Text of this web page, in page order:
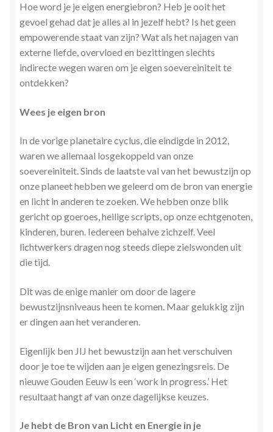
in woord en beeld
Priesteressen van Isis- Hal der Zuilen
Privacybeleid
Stress en Burn-out Coaching
Tarot
Transactionele Analyse
Verbinden en Transformeren met 17 Archeia en hun
Tweelingvlam
Webshop
Winkel
Winkelwagen
Zielsgeoriënteerde Jobcoaching
Hoe word je je eigen energiebron? Heb je ooit het
gevoel gehad dat je alles al in jezelf hebt? Is het geen
empowerende staat van zijn? Wat als het najagen van
externe liefde, overvloed en bezittingen slechts
indirecte wegen waren om je eigen soevereiniteit te
ontdekken?
Wees je eigen bron
In de vorige planetaire cyclus, die eindigde in 2012,
waren we allemaal losgekoppeld van onze
soevereiniteit. Sinds de laatste val van het bewustzijn op
onze planeet hebben we geleerd om de bron van energie
en licht in anderen te zoeken. We hebben onze blik
gericht op goeroes, heilige scripts, op onze echtgenoten,
kinderen, buren. Iedereen behalve zichzelf. Veel
lichtwerkers dragen nog steeds diepe zielswonden uit
die tijd.
Dit was de enige manier om door de lagere
bewustzijnsniveaus heen te komen. Maar gelukkig zijn
er dingen aan het veranderen.
Eigenlijk ben JIJ het bewustzijn aan het verschuiven
door je toe te wijden aan je eigen genezingsreis. De
nieuwe Gouden Eeuw is een ‘work in progress.’ Het
resultaat hangt af van onze dagelijkse keuzes.
Je hebt de Bron van Licht en Energie in je